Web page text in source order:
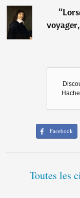
“
Facebook
Toutes les